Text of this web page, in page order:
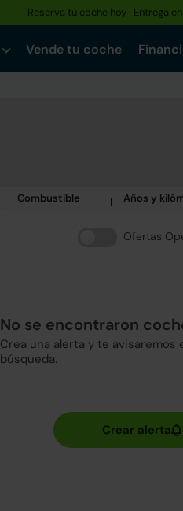
Reserva tu coche hoy · Entrega
Vende tu coche
Combustible Años y
Ofertas
No se encontraron
Crea una alerta y te
búsqueda.